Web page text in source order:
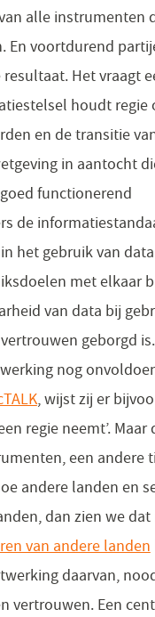
alle instrumenten
En voortdurend
Het vraagt
houdt regie
en de transitie
in aantocht
functionerend
de
in het gebruik van
met elkaar
van data bij
geborgd is.
nog
, wijst zij er
regie neemt’. Maar
een andere
andere landen en
dan zien we dat
van andere landen
daarvan,
vertrouwen. Een